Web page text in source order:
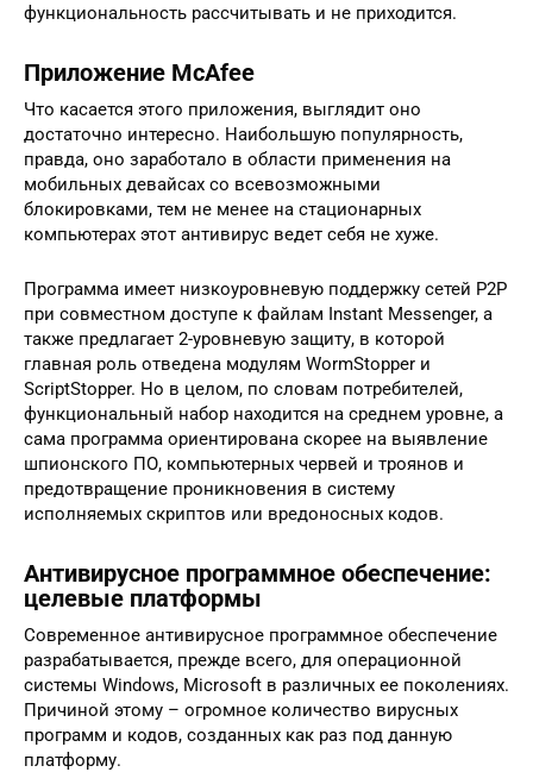
функциональность рассчитывать и не приходится.
Приложение McAfee
Что касается этого приложения, выглядит оно
достаточно интересно. Наибольшую популярность,
правда, оно заработало в области применения на
мобильных девайсах со всевозможными
блокировками, тем не менее на стационарных
компьютерах этот антивирус ведет себя не хуже.
Программа имеет низкоуровневую поддержку сетей P2P
при совместном доступе к файлам Instant Messenger, а
также предлагает 2-уровневую защиту, в которой
главная роль отведена модулям WormStopper и
ScriptStopper. Но в целом, по словам потребителей,
функциональный набор находится на среднем уровне, а
сама программа ориентирована скорее на выявление
шпионского ПО, компьютерных червей и троянов и
предотвращение проникновения в систему
исполняемых скриптов или вредоносных кодов.
Антивирусное программное обеспечение:
целевые платформы
Современное антивирусное программное обеспечение
разрабатывается, прежде всего, для операционной
системы Windows, Microsoft в различных ее поколениях.
Причиной этому – огромное количество вирусных
программ и кодов, созданных как раз под данную
платформу.